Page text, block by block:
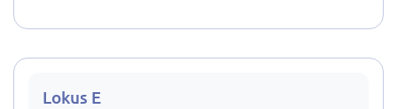
Lokus E